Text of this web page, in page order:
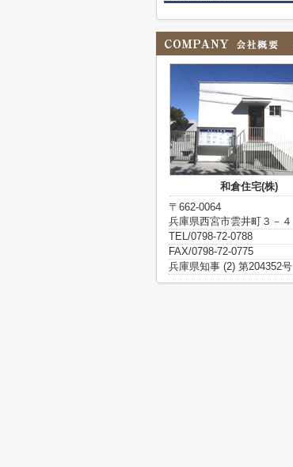
和倉住宅(株)
〒662-0064
兵庫県西宮市雲井町３－４
TEL/0798-72-0788
FAX/0798-72-0775
兵庫県知事 (2) 第204352号